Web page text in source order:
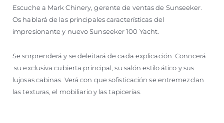
Escuche a Mark Chinery, gerente de ventas de Sunseeker.
Os hablará de las principales características del
impresionante y nuevo Sunseeker 100 Yacht.
Se sorprenderá y se deleitará de cada explicación. Conocerá
su exclusiva cubierta principal, su salón estilo ático y sus
lujosas cabinas. Verá con que sofisticación se entremezclan
las texturas, el mobiliario y las tapicerías.